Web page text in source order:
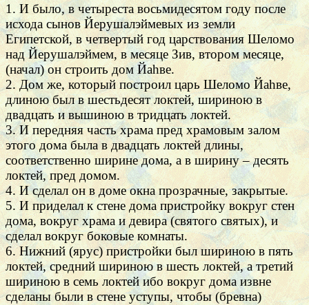
1. И было, в четыреста восьмидесятом году после
исхода сынов Йерушалэймевых из земли
Египетской, в четвертый год царствования Шеломо
над Йерушалэймем, в месяце Зив, втором месяце,
(начал) он строить дом Йаhве.
2. Дом же, который построил царь Шеломо Йаhве,
длиною был в шестьдесят локтей, шириною в
двадцать и вышиною в тридцать локтей.
3. И передняя часть храма пред храмовым залом
этого дома была в двадцать локтей длины,
соответственно ширине дома, а в ширину – десять
локтей, пред домом.
4. И сделал он в доме окна прозрачные, закрытые.
5. И приделал к стене дома пристройку вокруг стен
дома, вокруг храма и девира (святого святых), и
сделал вокруг боковые комнаты.
6. Нижний (ярус) пристройки был шириною в пять
локтей, средний шириною в шесть локтей, а третий
шириною в семь локтей ибо вокруг дома извне
сделаны были в стене уступы, чтобы (бревна)